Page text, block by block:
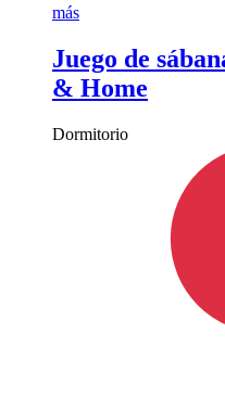
más
Juego de
& Home
Dormitorio